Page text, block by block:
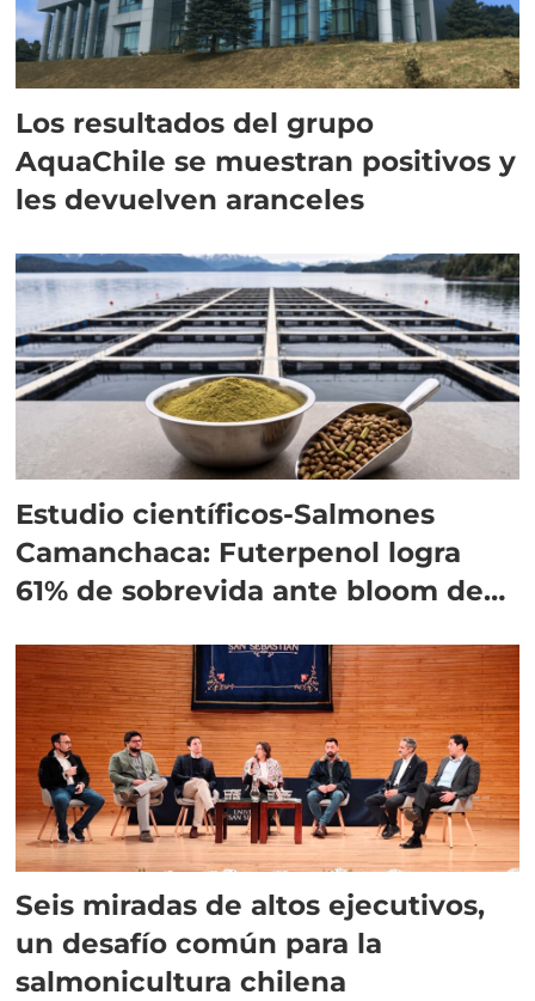
Los resultados del grupo
AquaChile se muestran positivos y
les devuelven aranceles
Estudio científicos-Salmones
Camanchaca: Futerpenol logra
61% de sobrevida ante bloom de
Seis miradas de altos ejecutivos,
un desafío común para la
salmonicultura chilena